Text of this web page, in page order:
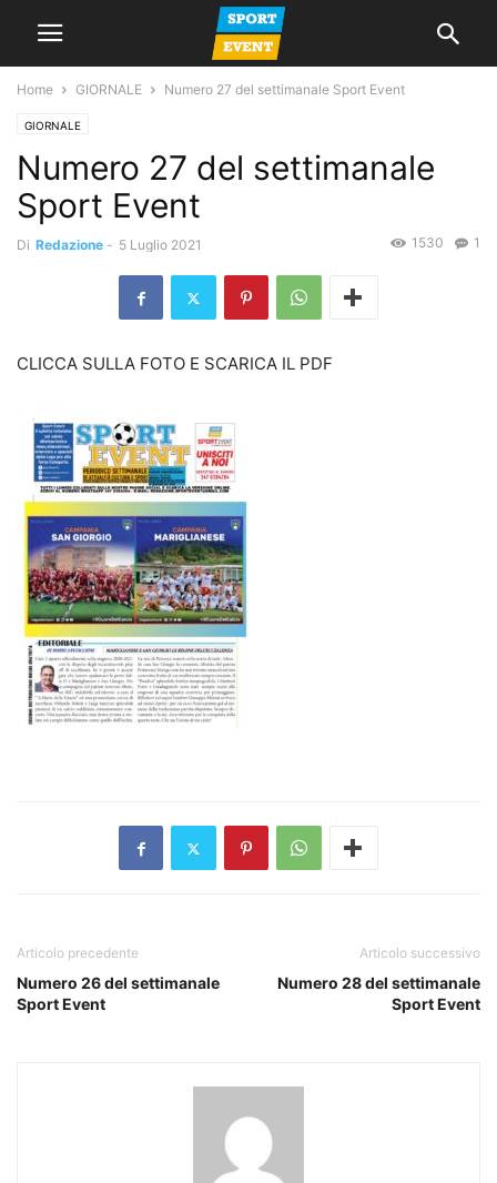
Home GIORNALE Numero 27 del settimanale Sport Event
GIORNALE
Numero 27 del settimanale
Sport Event
Di Redazione - 5 Luglio 2021 1
1530
CLICCA SULLA FOTO E SCARICA IL PDF
Articolo precedente
Numero 26 del settimanale
Sport Event
Articolo successivo
Numero 28 del settimanale
Sport Event